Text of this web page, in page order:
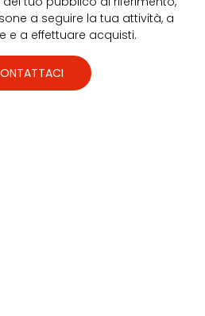
a seguire la tua attività, a
e a effettuare acquisti.